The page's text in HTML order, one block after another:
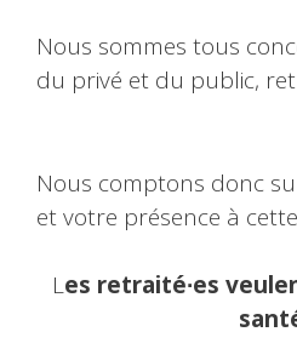
Nous sommes tous
du privé et du public,
Nous comptons donc
et votre présence à
Les retraité∙es